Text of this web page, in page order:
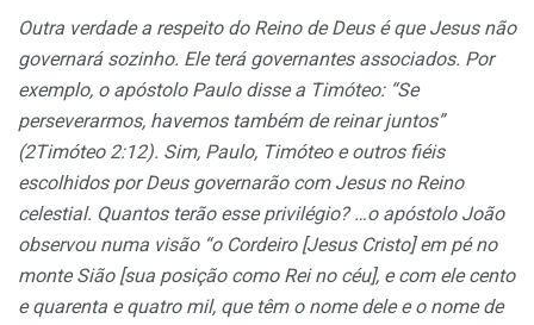
Outra verdade a respeito do Reino de Deus é que Jesus não
governará sozinho. Ele terá governantes associados. Por
exemplo, o apóstolo Paulo disse a Timóteo: “Se
perseverarmos, havemos também de reinar juntos”
(2Timóteo 2:12). Sim, Paulo, Timóteo e outros fiéis
escolhidos por Deus governarão com Jesus no Reino
celestial. Quantos terão esse privilégio? …o apóstolo João
observou numa visão “o Cordeiro [Jesus Cristo] em pé no
monte Sião [sua posição como Rei no céu], e com ele cento
e quarenta e quatro mil, que têm o nome dele e o nome de